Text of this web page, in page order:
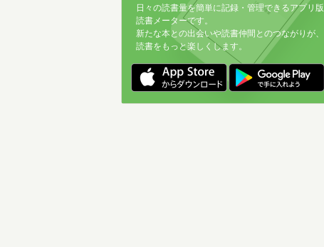
日々の読書量を簡単に記録・管理できるアプリ版
読書メーターです。
新たな本との出会いや読書仲間とのつながりが、
読書をもっと楽しくします。